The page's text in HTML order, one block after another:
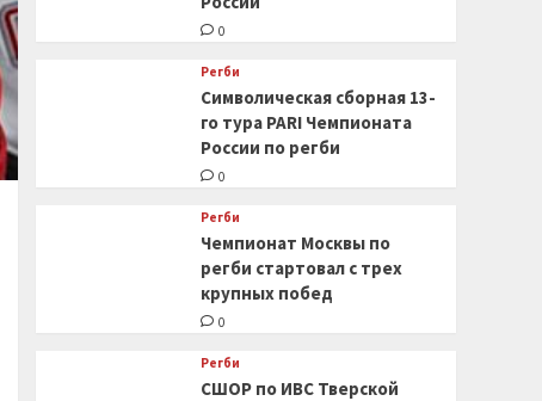
0
Регби
Символическая сборная 13-
го тура PARI Чемпионата
России по регби
0
Регби
Чемпионат Москвы по
регби стартовал с трех
крупных побед
0
Регби
СШОР по ИВС Тверской